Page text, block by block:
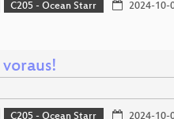
C205 - Ocean Starr 2024-10-
C205 - Ocean Starr 2024-10-